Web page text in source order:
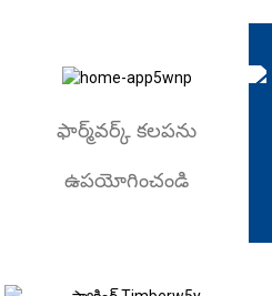
ఫార్మ్‌వర్క్ కలపను
ఉపయోగించండి